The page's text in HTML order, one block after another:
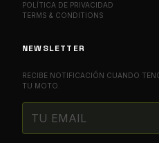
POLÍTICA DE PRIVACIDAD
TERMS & CONDITIONS
NEWSLETTER
RECIBE NOTIFICACIÓN CUANDO
TU MOTO.